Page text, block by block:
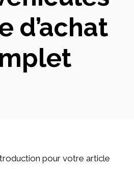
d’achat
pour votre article